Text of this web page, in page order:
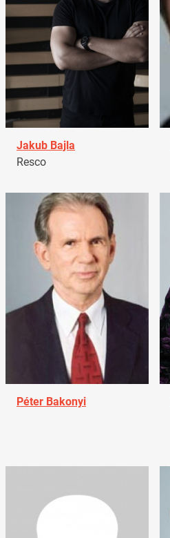
Jakub Bajla
Resco
Péter Bakonyi